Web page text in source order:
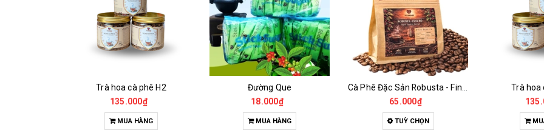
Trà hoa cà phê H2
135.000₫
MUA HÀNG
Đường Que
18.000₫
MUA HÀNG
65.000₫
TUỲ CHỌN
Trà hoa